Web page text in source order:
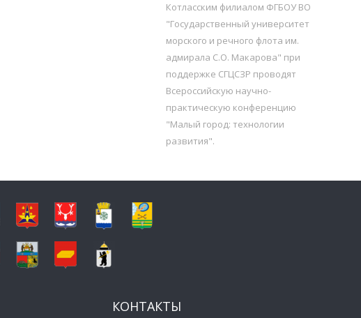
Котласским филиалом ФГБОУ ВО
"Государственный университет
морского и речного флота им.
адмирала С.О. Макарова" при
поддержке СГЦСЗР проводят
Всероссийскую научно-
практическую конференцию
"Малый город: технологии
развития".
КОНТАКТЫ